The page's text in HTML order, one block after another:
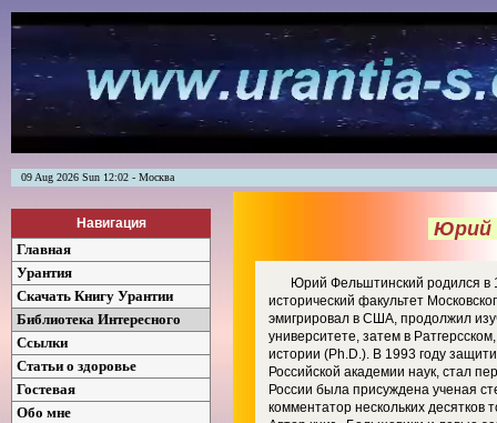
09 Aug 2026 Sun 12:02 - Москва
Навигация
Главная
Урантия
Скачать Книгу Урантии
Библиотека Интересного
Ссылки
Статьи о здоровье
Гостевая
Обо мне
Юрий
Юрий Фельштинский родился в
исторический факультет
эмигрировал в США, продолжил
университете, затем в
истории (Ph.D.). В 1993 году
Российской академии наук, стал
России была присуждена ученая
комментатор нескольких десятков